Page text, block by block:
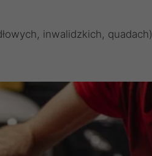
inwalidzkich, quadach)